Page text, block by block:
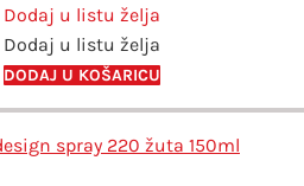
količina
Dodaj u listu želja
Dodaj u listu želja
DODAJ U KOŠARICU